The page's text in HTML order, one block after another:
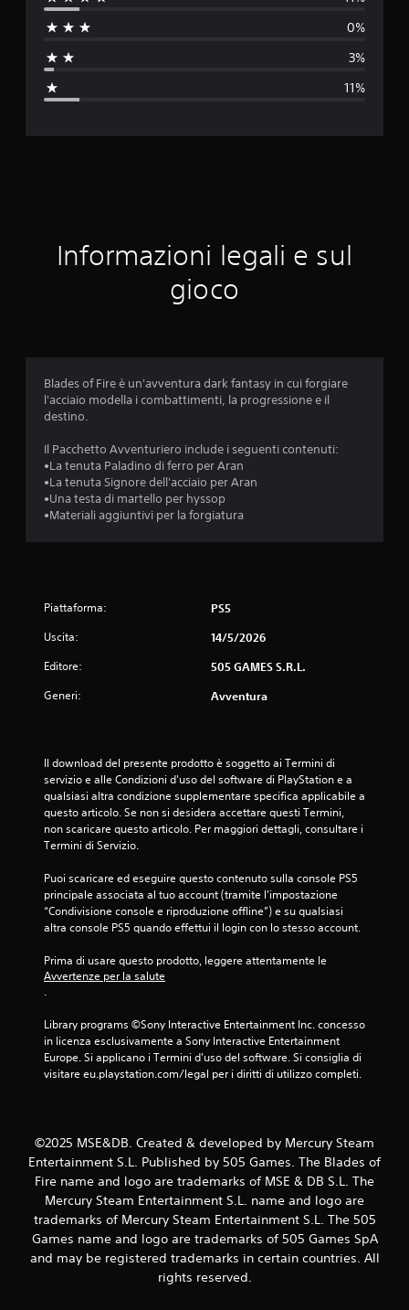
u
a
i
e
i
d
.
l
l
e
u
c
q
u
a
3
6
v
0%
3%
11%
Informazioni legali e sul
gioco
Blades of Fire è un'avventura dark fantasy in cui forgiare
l'acciaio modella i combattimenti, la progressione e il
destino.
Il Pacchetto Avventuriero include i seguenti contenuti:
•La tenuta Paladino di ferro per Aran
•La tenuta Signore dell'acciaio per Aran
•Una testa di martello per hyssop
•Materiali aggiuntivi per la forgiatura
Piattaforma: PS5
Uscita: 14/5/2026
Editore: 505 GAMES S.R.L.
Generi: Avventura
Il download del presente prodotto è soggetto ai Termini di
servizio e alle Condizioni d'uso del software di PlayStation e a
qualsiasi altra condizione supplementare specifica applicabile a
questo articolo. Se non si desidera accettare questi Termini,
non scaricare questo articolo. Per maggiori dettagli, consultare i
Termini di Servizio.
Puoi scaricare ed eseguire questo contenuto sulla console PS5
principale associata al tuo account (tramite l'impostazione
“Condivisione console e riproduzione offline”) e su qualsiasi
altra console PS5 quando effettui il login con lo stesso account.
Prima di usare questo prodotto, leggere attentamente le
Avvertenze per la salute
.
Library programs ©Sony Interactive Entertainment Inc. concesso
in licenza esclusivamente a Sony Interactive Entertainment
Europe. Si applicano i Termini d'uso del software. Si consiglia di
visitare eu.playstation.com/legal per i diritti di utilizzo completi.
©2025 MSE&DB. Created & developed by Mercury Steam
Entertainment S.L. Published by 505 Games. The Blades of
Fire name and logo are trademarks of MSE & DB S.L. The
Mercury Steam Entertainment S.L. name and logo are
trademarks of Mercury Steam Entertainment S.L. The 505
Games name and logo are trademarks of 505 Games SpA
and may be registered trademarks in certain countries. All
rights reserved.